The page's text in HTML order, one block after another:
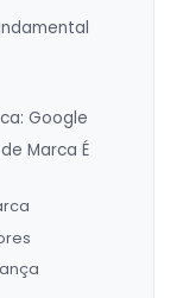
Google
Marca É